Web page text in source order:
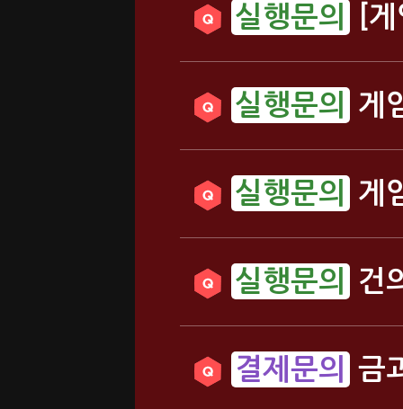
[
게
게
건
금